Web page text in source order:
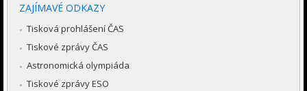
ZAJÍMAVÉ ODKAZY
Tisková prohlášení ČAS
Tiskové zprávy ČAS
Astronomická olympiáda
Tiskové zprávy ESO